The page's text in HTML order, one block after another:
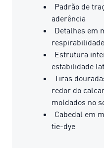
Padrão de
aderência
Detalhes em
Estrutura
estabilidade
Tiras
redor do
moldados no
Cabedal em
tie-dye